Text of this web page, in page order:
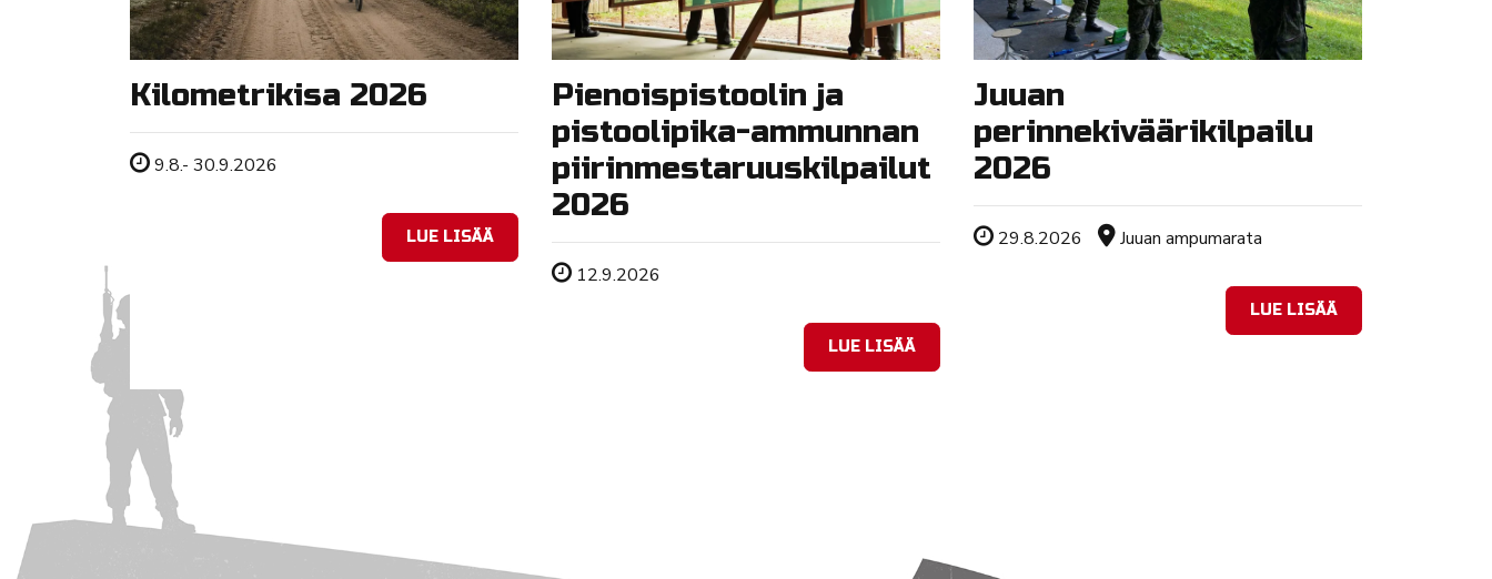
Kilometrikisa 2026
Tapahtuman ajankohta
9.8.- 30.9.2026
LUE LISÄÄ
Pienoispistoolin ja
pistoolipika-ammunnan
piirinmestaruuskilpailut
2026
Tapahtuman ajankohta
12.9.2026
LUE LISÄÄ
Juuan
perinnekiväärikilpailu
2026
Tapahtuman ajankohta
29.8.2026 Sijainti
Juuan ampumarata
LUE LISÄÄ